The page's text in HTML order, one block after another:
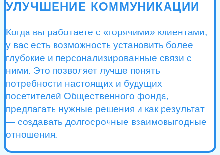
УЛУЧШЕНИЕ КОММУНИКАЦИИ
Когда вы работаете с «горячими» клиентами,
у вас есть возможность установить более
глубокие и персонализированные связи с
ними. Это позволяет лучше понять
потребности настоящих и будущих
посетителей Общественного фонда,
предлагать нужные решения и как результат
— создавать долгосрочные взаимовыгодные
отношения.